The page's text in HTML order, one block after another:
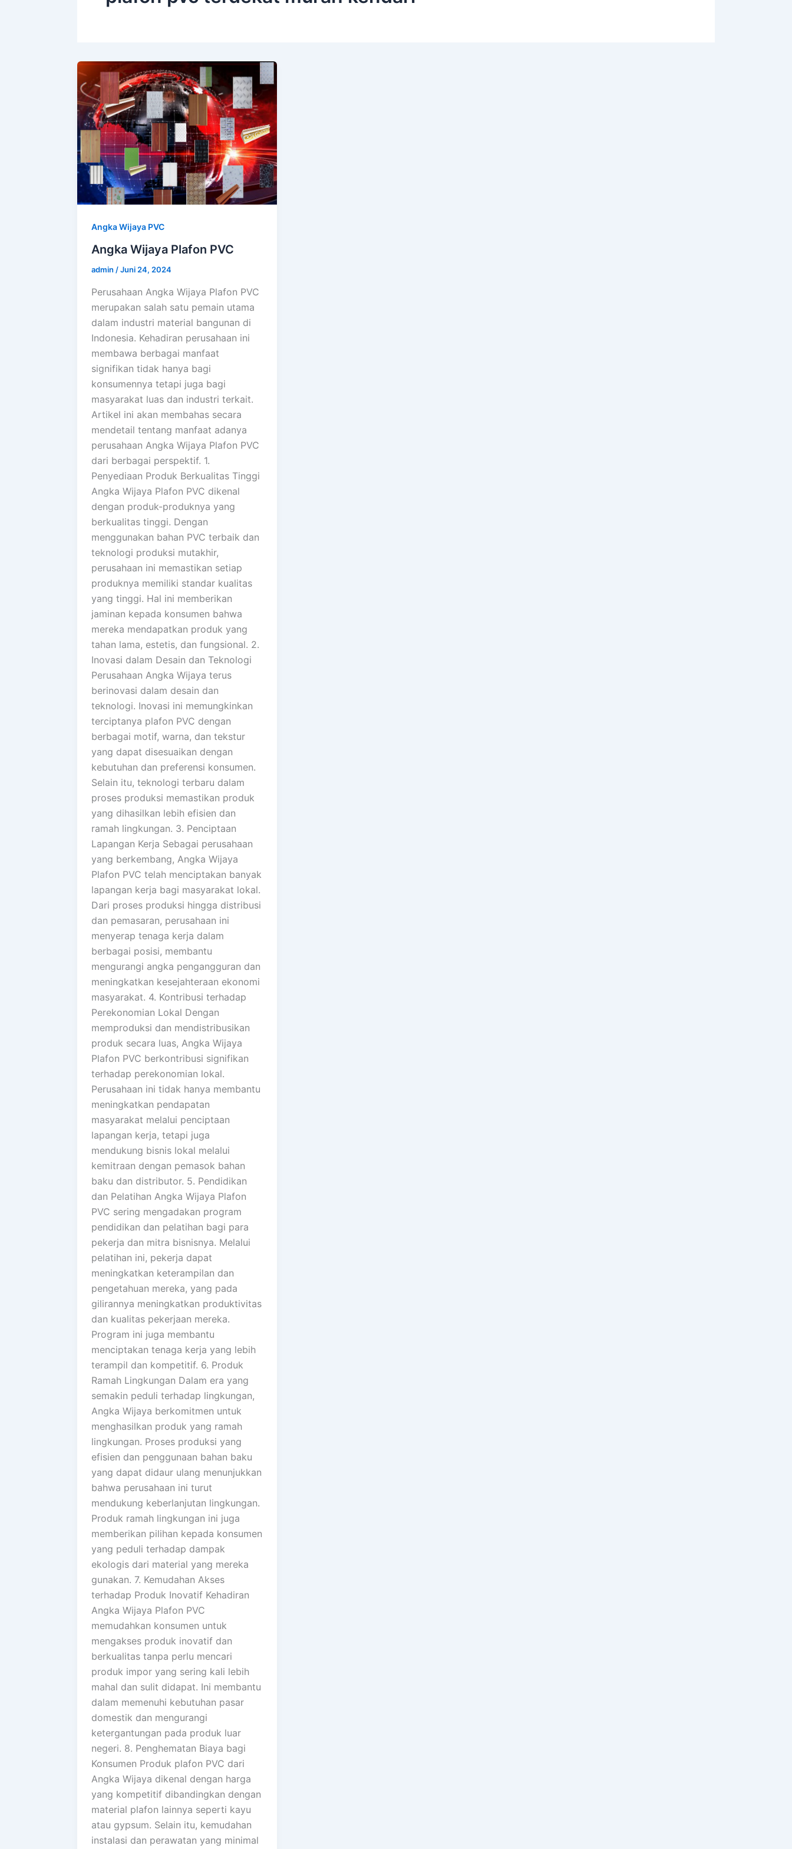
Angka Wijaya PVC
Angka Wijaya Plafon PVC
admin /Juni 24, 2024
Perusahaan Angka Wijaya Plafon PVC
merupakan salah satu pemain utama
dalam industri material bangunan di
Indonesia. Kehadiran perusahaan ini
membawa berbagai manfaat
signifikan tidak hanya bagi
konsumennya tetapi juga bagi
masyarakat luas dan industri terkait.
Artikel ini akan membahas secara
mendetail tentang manfaat adanya
perusahaan Angka Wijaya Plafon PVC
dari berbagai perspektif. 1.
Penyediaan Produk Berkualitas Tinggi
Angka Wijaya Plafon PVC dikenal
dengan produk-produknya yang
berkualitas tinggi. Dengan
menggunakan bahan PVC terbaik dan
teknologi produksi mutakhir,
perusahaan ini memastikan setiap
produknya memiliki standar kualitas
yang tinggi. Hal ini memberikan
jaminan kepada konsumen bahwa
mereka mendapatkan produk yang
tahan lama, estetis, dan fungsional. 2.
Inovasi dalam Desain dan Teknologi
Perusahaan Angka Wijaya terus
berinovasi dalam desain dan
teknologi. Inovasi ini memungkinkan
terciptanya plafon PVC dengan
berbagai motif, warna, dan tekstur
yang dapat disesuaikan dengan
kebutuhan dan preferensi konsumen.
Selain itu, teknologi terbaru dalam
proses produksi memastikan produk
yang dihasilkan lebih efisien dan
ramah lingkungan. 3. Penciptaan
Lapangan Kerja Sebagai perusahaan
yang berkembang, Angka Wijaya
Plafon PVC telah menciptakan banyak
lapangan kerja bagi masyarakat lokal.
Dari proses produksi hingga distribusi
dan pemasaran, perusahaan ini
menyerap tenaga kerja dalam
berbagai posisi, membantu
mengurangi angka pengangguran dan
meningkatkan kesejahteraan ekonomi
masyarakat. 4. Kontribusi terhadap
Perekonomian Lokal Dengan
memproduksi dan mendistribusikan
produk secara luas, Angka Wijaya
Plafon PVC berkontribusi signifikan
terhadap perekonomian lokal.
Perusahaan ini tidak hanya membantu
meningkatkan pendapatan
masyarakat melalui penciptaan
lapangan kerja, tetapi juga
mendukung bisnis lokal melalui
kemitraan dengan pemasok bahan
baku dan distributor. 5. Pendidikan
dan Pelatihan Angka Wijaya Plafon
PVC sering mengadakan program
pendidikan dan pelatihan bagi para
pekerja dan mitra bisnisnya. Melalui
pelatihan ini, pekerja dapat
meningkatkan keterampilan dan
pengetahuan mereka, yang pada
gilirannya meningkatkan produktivitas
dan kualitas pekerjaan mereka.
Program ini juga membantu
menciptakan tenaga kerja yang lebih
terampil dan kompetitif. 6. Produk
Ramah Lingkungan Dalam era yang
semakin peduli terhadap lingkungan,
Angka Wijaya berkomitmen untuk
menghasilkan produk yang ramah
lingkungan. Proses produksi yang
efisien dan penggunaan bahan baku
yang dapat didaur ulang menunjukkan
bahwa perusahaan ini turut
mendukung keberlanjutan lingkungan.
Produk ramah lingkungan ini juga
memberikan pilihan kepada konsumen
yang peduli terhadap dampak
ekologis dari material yang mereka
gunakan. 7. Kemudahan Akses
terhadap Produk Inovatif Kehadiran
Angka Wijaya Plafon PVC
memudahkan konsumen untuk
mengakses produk inovatif dan
berkualitas tanpa perlu mencari
produk impor yang sering kali lebih
mahal dan sulit didapat. Ini membantu
dalam memenuhi kebutuhan pasar
domestik dan mengurangi
ketergantungan pada produk luar
negeri. 8. Penghematan Biaya bagi
Konsumen Produk plafon PVC dari
Angka Wijaya dikenal dengan harga
yang kompetitif dibandingkan dengan
material plafon lainnya seperti kayu
atau gypsum. Selain itu, kemudahan
instalasi dan perawatan yang minimal